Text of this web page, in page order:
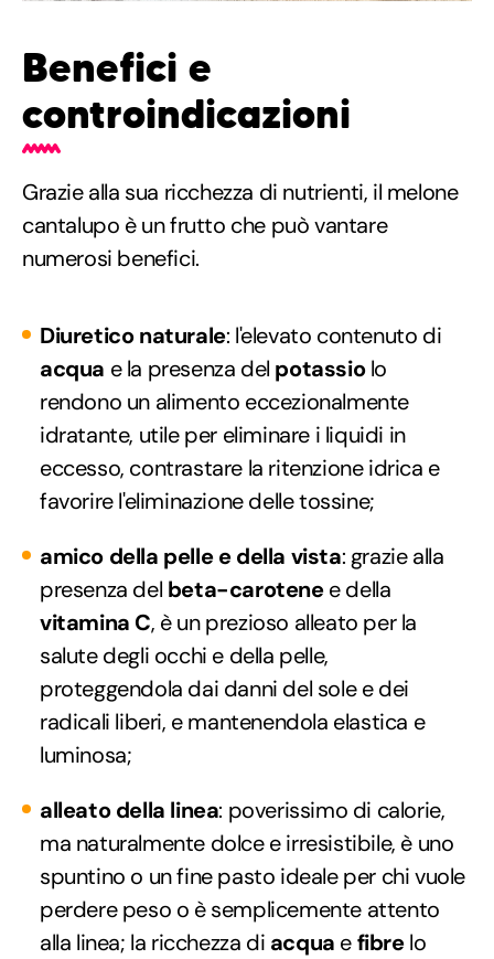
Benefici e
controindicazioni
Grazie alla sua ricchezza di nutrienti, il melone
cantalupo è un frutto che può vantare
numerosi benefici.
Diuretico naturale: l'elevato contenuto di
acqua e la presenza del potassiolo
rendono un alimento eccezionalmente
idratante, utile per eliminare i liquidi in
eccesso, contrastare la ritenzione idrica e
favorire l'eliminazione delle tossine;
amico della pelle e della vista: grazie alla
presenza del beta-carotenee della
vitamina C, è un prezioso alleato per la
salute degli occhi e della pelle,
proteggendola dai danni del sole e dei
radicali liberi, e mantenendola elastica e
luminosa;
alleato della linea: poverissimo di calorie,
ma naturalmente dolce e irresistibile, è uno
spuntino o un fine pasto ideale per chi vuole
perdere peso o è semplicemente attento
alla linea; la ricchezza di acqua efibrelo